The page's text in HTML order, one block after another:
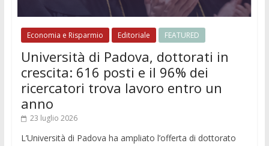
Economia e Risparmio Editoriale FEATURED
Università di Padova, dottorati in
crescita: 616 posti e il 96% dei
ricercatori trova lavoro entro un
anno
23 luglio 2026
L’Università di Padova ha ampliato l’offerta di dottorato